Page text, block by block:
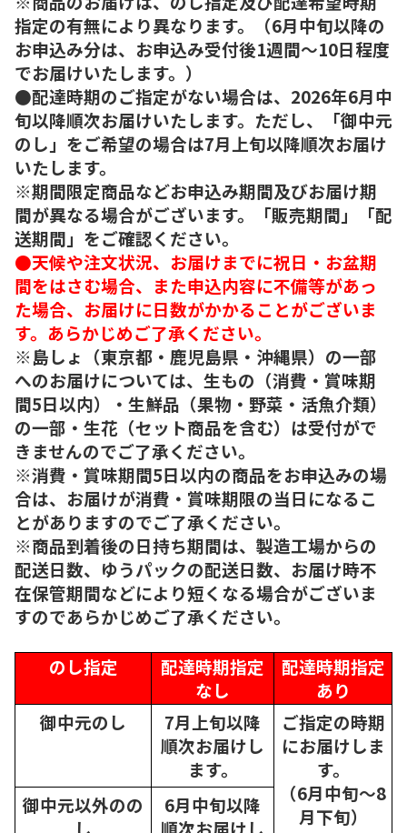
指定の有無により異なります。（6月中旬以降の
お申込み分は、お申込み受付後1週間～10日程度
でお届けいたします。）
●配達時期のご指定がない場合は、2026年6月中
旬以降順次お届けいたします。ただし、「御中元
のし」をご希望の場合は7月上旬以降順次お届け
いたします。
※期間限定商品などお申込み期間及びお届け期
間が異なる場合がございます。「販売期間」「配
送期間」をご確認ください。
●天候や注文状況、お届けまでに祝日・お盆期
間をはさむ場合、また申込内容に不備等があっ
た場合、お届けに日数がかかることがございま
す。あらかじめご了承ください。
※島しょ（東京都・鹿児島県・沖縄県）の一部
へのお届けについては、生もの（消費・賞味期
間5日以内）・生鮮品（果物・野菜・活魚介類）
の一部・生花（セット商品を含む）は受付がで
きませんのでご了承ください。
※消費・賞味期間5日以内の商品をお申込みの場
合は、お届けが消費・賞味期限の当日になるこ
とがありますのでご了承ください。
※商品到着後の日持ち期間は、製造工場からの
配送日数、ゆうパックの配送日数、お届け時不
在保管期間などにより短くなる場合がございま
すのであらかじめご了承ください。
のし指定
配達時期指定
なし
配達時期指定
あり
御中元のし
7月上旬以降
順次お届けし
ます。
ご指定の時期
にお届けしま
す。
（6月中旬～8
月下旬）
御中元以外のの
し
6月中旬以降
順次お届けし